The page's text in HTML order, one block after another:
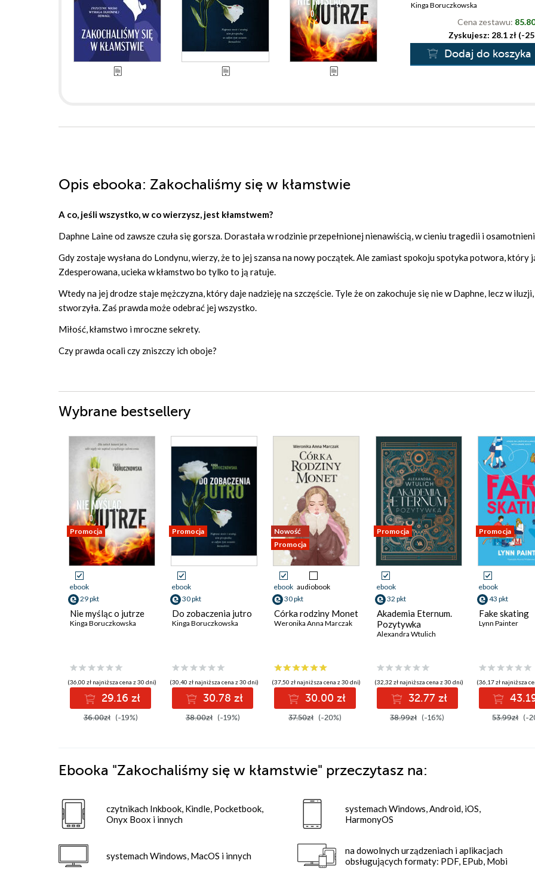
Kinga Boruczkowska
Cena zestawu:
Zyskujesz: 28.1 zł (-
Dodaj do koszyka
Opis ebooka: Zakochaliśmy się w kłamstwie
A co, jeśli wszystko, w co wierzysz, jest kłamstwem?
Daphne Laine od zawsze czuła się gorsza. Dorastała w rodzinie przepełnionej nienawiścią, w cieniu tragedii i
Gdy zostaje wysłana do Londynu, wierzy, że to jej szansa na nowy początek. Ale zamiast spokoju spotyka potwora, który
Zdesperowana, ucieka w kłamstwo bo tylko to ją ratuje.
Wtedy na jej drodze staje mężczyzna, który daje nadzieję na szczęście. Tyle że on zakochuje się nie w Daphne, lecz w
stworzyła. Zaś prawda może odebrać jej wszystko.
Miłość, kłamstwo i mroczne sekrety.
Czy prawda ocali czy zniszczy ich oboje?
Wybrane bestsellery
Promocja
ebook
29 pkt
Nie myśląc o jutrze
Kinga Boruczkowska
(36,00 zł najniższa cena z 30 dni)
29.16 zł
36.00zł (-19%)
Promocja
ebook
30 pkt
Do zobaczenia jutro
Kinga Boruczkowska
(30,40 zł najniższa cena z 30 dni)
30.78 zł
38.00zł (-19%)
Nowość
Promocja
ebook audiobook
30 pkt
Córka rodziny Monet
Weronika Anna Marczak
(37,50 zł najniższa cena z 30 dni)
30.00 zł
37.50zł (-20%)
Promocja
ebook
32 pkt
Akademia Eternum.
Pozytywka
Alexandra Wtulich
(32,32 zł najniższa cena z 30 dni)
32.77 zł
38.99zł (-16%)
Promocja
ebook
43 pkt
Fake skating
Lynn Painter
(36,17 zł najniższa
53.99zł (-
Ebooka "Zakochaliśmy się w kłamstwie" przeczytasz na:
czytnikach Inkbook, Kindle, Pocketbook,
Onyx Boox i innych
systemach Windows, MacOS i innych
systemach Windows, Android, iOS,
HarmonyOS
na dowolnych urządzeniach i aplikacjach
obsługujących formaty: PDF, EPub, Mobi